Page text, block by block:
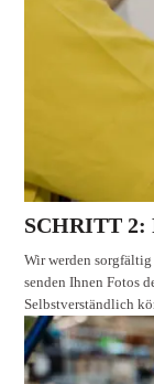
SCHRITT 2:
Wir werden
senden Ihnen Fotos
Selbstverständlich